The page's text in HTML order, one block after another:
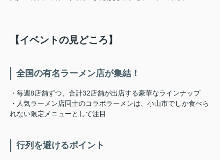
【イベントの見どころ】
全国の有名ラーメン店が集結！
・毎週8店舗ずつ、合計32店舗が出店する豪華なラインナップ
・人気ラーメン店同士のコラボラーメンは、小山市でしか食べら
れない限定メニューとして注目
行列を避けるポイント